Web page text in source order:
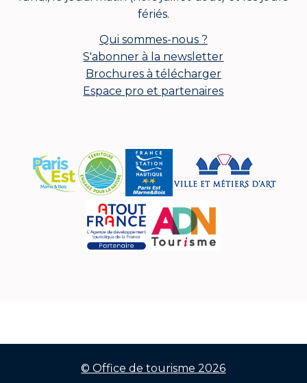
fériés.
Qui sommes-nous ?
S'abonner à la newsletter
Brochures à télécharger
Espace pro et partenaires
© Office de tourisme 2026